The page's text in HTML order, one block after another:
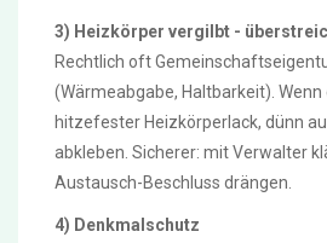
3) Heizkörper vergilbt -
Rechtlich oft
(Wärmeabgabe, Haltbarkeit). Wenn
hitzefester Heizkörperlack, dünn
abkleben. Sicherer: mit Verwalter
Austausch-Beschluss drängen.
4) Denkmalschutz